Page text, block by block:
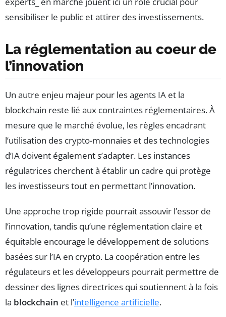
sensibiliser le public et attirer des investissements.
La réglementation au coeur de
l’innovation
Un autre enjeu majeur pour les agents IA et la
blockchain reste lié aux contraintes réglementaires. À
mesure que le marché évolue, les règles encadrant
l’utilisation des crypto-monnaies et des technologies
d’IA doivent également s’adapter. Les instances
régulatrices cherchent à établir un cadre qui protège
les investisseurs tout en permettant l’innovation.
Une approche trop rigide pourrait assouvir l’essor de
l’innovation, tandis qu’une réglementation claire et
équitable encourage le développement de solutions
basées sur l’IA en crypto. La coopération entre les
régulateurs et les développeurs pourrait permettre de
dessiner des lignes directrices qui soutiennent à la fois
la blockchain et l’intelligence artificielle.